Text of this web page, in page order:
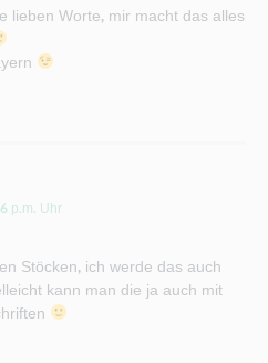
lieben Worte, mir macht das alles
p.m. Uhr
Stöcken, ich werde das auch
kann man die ja auch mit